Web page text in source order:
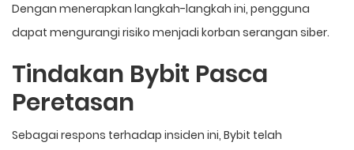
Dengan menerapkan langkah-langkah ini, pengguna
dapat mengurangi risiko menjadi korban serangan siber.
Tindakan Bybit Pasca
Peretasan
Sebagai respons terhadap insiden ini, Bybit telah